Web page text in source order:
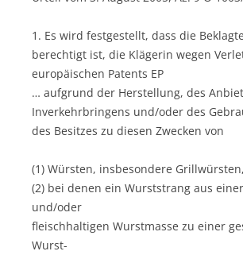
1. Es wird festgestellt, dass die
berechtigt ist, die Klägerin wegen
europäischen Patents EP
… aufgrund der Herstellung, des
Inverkehrbringens und/oder des
des Besitzes zu diesen Zwecken von
(1) Würsten, insbesondere Grillwürsten,
(2) bei denen ein Wurststrang aus
und/oder
fleischhaltigen Wurstmasse zu einer
Wurst-